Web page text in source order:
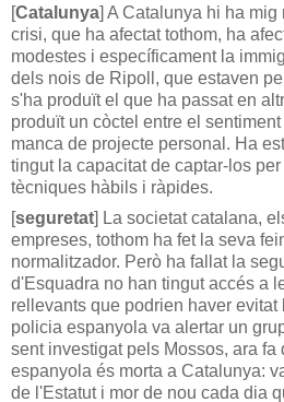
[Catalunya] A Catalunya hi ha
crisi, que ha afectat tothom, ha
modestes i específicament la
dels nois de Ripoll, que estaven
s'ha produït el que ha passat en
produït un còctel entre el
manca de projecte personal. Ha
tingut la capacitat de captar-los
tècniques hàbils i ràpides.
[seguretat] La societat catalana,
empreses, tothom ha fet la seva
normalitzador. Però ha fallat la
d'Esquadra no han tingut accés a
rellevants que podrien haver evitat
policia espanyola va alertar un
sent investigat pels Mossos, ara
espanyola és morta a Catalunya:
de l'Estatut i mor de nou cada dia